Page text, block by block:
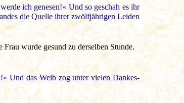
ich genesen!« Und so geschah es ihr
die Quelle ihrer zwölfjährigen Leiden
wurde gesund zu derselben Stunde.
Und das Weib zog unter vielen Dankes-